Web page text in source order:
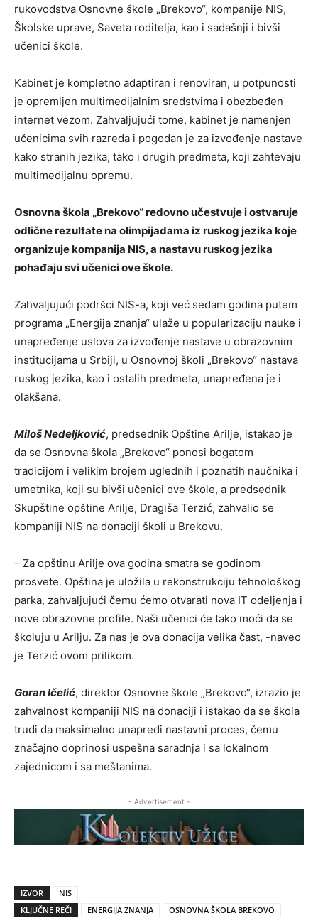
rukovodstva Osnovne škole „Brekovo“, kompanije NIS,
Školske uprave, Saveta roditelja, kao i sadašnji i bivši
učenici škole.
Kabinet je kompletno adaptiran i renoviran, u potpunosti
je opremljen multimedijalnim sredstvima i obezbeđen
internet vezom. Zahvaljujući tome, kabinet je namenjen
učenicima svih razreda i pogodan je za izvođenje nastave
kako stranih jezika, tako i drugih predmeta, koji zahtevaju
multimedijalnu opremu.
Osnovna škola „Brekovo“ redovno učestvuje i ostvaruje
odlične rezultate na olimpijadama iz ruskog jezika koje
organizuje kompanija NIS, a nastavu ruskog jezika
pohađaju svi učenici ove škole.
Zahvaljujući podršci NIS-a, koji već sedam godina putem
programa „Energija znanja“ ulaže u popularizaciju nauke i
unapređenje uslova za izvođenje nastave u obrazovnim
institucijama u Srbiji, u Osnovnoj školi „Brekovo“ nastava
ruskog jezika, kao i ostalih predmeta, unapređena je i
olakšana.
Miloš Nedeljković, predsednik Opštine Arilje, istakao je
da se Osnovna škola „Brekovo“ ponosi bogatom
tradicijom i velikim brojem uglednih i poznatih naučnika i
umetnika, koji su bivši učenici ove škole, a predsednik
Skupštine opštine Arilje, Dragiša Terzić, zahvalio se
kompaniji NIS na donaciji školi u Brekovu.
– Za opštinu Arilje ova godina smatra se godinom
prosvete. Opština je uložila u rekonstrukciju tehnološkog
parka, zahvaljujući čemu ćemo otvarati nova IT odeljenja i
nove obrazovne profile. Naši učenici će tako moći da se
školuju u Arilju. Za nas je ova donacija velika čast, -naveo
je Terzić ovom prilikom.
Goran Ičelić, direktor Osnovne škole „Brekovo“, izrazio je
zahvalnost kompaniji NIS na donaciji i istakao da se škola
trudi da maksimalno unapredi nastavni proces, čemu
značajno doprinosi uspešna saradnja i sa lokalnom
zajednicom i sa meštanima.
- Advertisement -
IZVOR
NIS
KLJUČNE REČI
ENERGIJA ZNANJA OSNOVNA ŠKOLA BREKOVO